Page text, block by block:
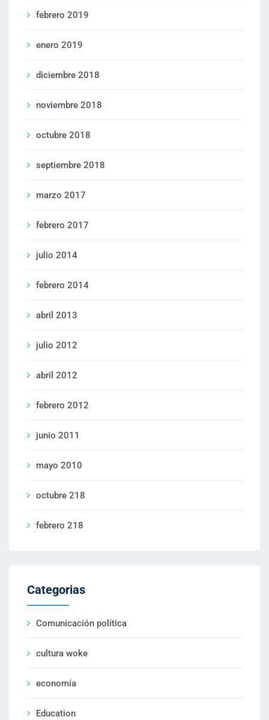
febrero 2019
enero 2019
diciembre 2018
noviembre 2018
octubre 2018
septiembre 2018
marzo 2017
febrero 2017
julio 2014
febrero 2014
abril 2013
julio 2012
abril 2012
febrero 2012
junio 2011
mayo 2010
octubre 218
febrero 218
Categorias
Comunicación política
cultura woke
economía
Education